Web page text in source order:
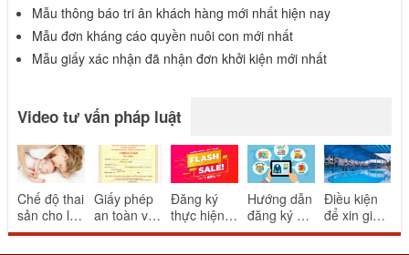
Mẫu thông báo tri ân khách hàng mới nhất hiện nay
Mẫu đơn kháng cáo quyền nuôi con mới nhất
Mẫu giấy xác nhận đã nhận đơn khởi kiện mới nhất
Video tư vấn pháp luật
Chế độ thai
sản cho lao
động nữ
Giấy phép
an toàn vệ
sinh thực
Đăng ký
thực hiện
khuyến mại
Hướng dẫn
đăng ký và
thông báo
Điều kiện
để xin giấy
phép bể